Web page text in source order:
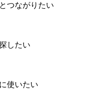
つながりたい
したい
使いたい